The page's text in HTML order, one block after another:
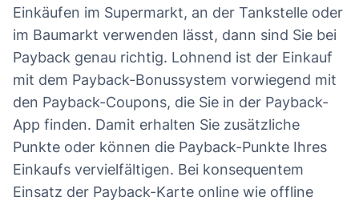
Einkäufen im Supermarkt, an der Tankstelle oder
im Baumarkt verwenden lässt, dann sind Sie bei
Payback genau richtig. Lohnend ist der Einkauf
mit dem Payback-Bonussystem vorwiegend mit
den Payback-Coupons, die Sie in der Payback-
App finden. Damit erhalten Sie zusätzliche
Punkte oder können die Payback-Punkte Ihres
Einkaufs vervielfältigen. Bei konsequentem
Einsatz der Payback-Karte online wie offline